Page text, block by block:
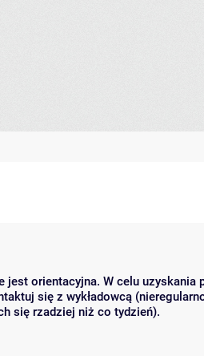
jest orientacyjna. W celu uzyskania
się z wykładowcą
się rzadziej niż co tydzień).